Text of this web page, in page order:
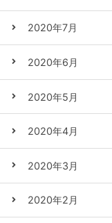
2020年7月
2020年6月
2020年5月
2020年4月
2020年3月
2020年2月